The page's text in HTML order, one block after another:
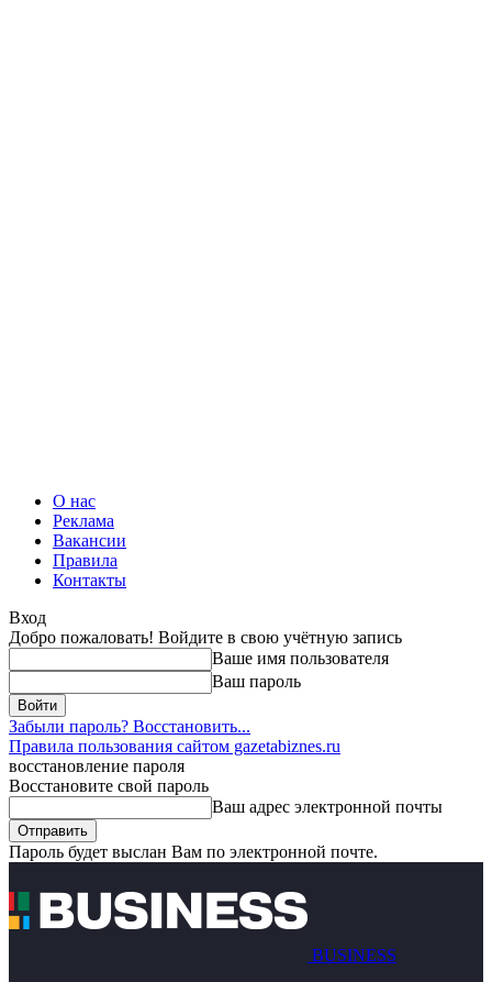
О нас
Реклама
Вакансии
Правила
Контакты
Вход
Добро пожаловать! Войдите в свою учётную запись
Ваше имя пользователя
Ваш пароль
Забыли пароль? Восстановить...
Правила пользования сайтом gazetabiznes.ru
восстановление пароля
Восстановите свой пароль
Ваш адрес электронной почты
Пароль будет выслан Вам по электронной почте.
BUSINESS